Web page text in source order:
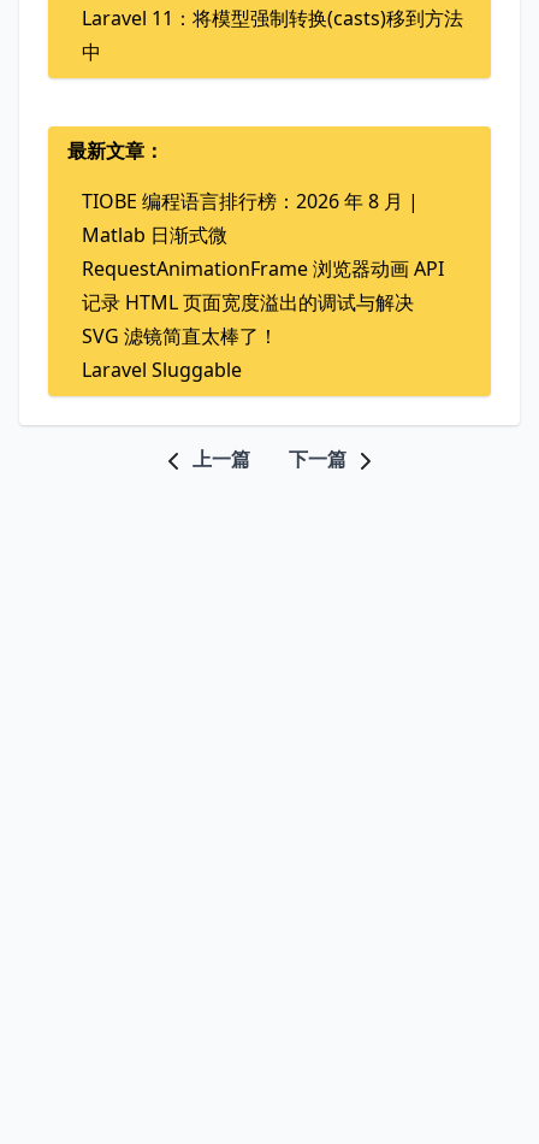
Laravel 11：将模型强制转换(casts)移到方法
中
最新文章：
TIOBE 编程语言排行榜：2026 年 8 月 |
Matlab 日渐式微
RequestAnimationFrame 浏览器动画 API
记录 HTML 页面宽度溢出的调试与解决
SVG 滤镜简直太棒了！
Laravel Sluggable
上一篇 下一篇